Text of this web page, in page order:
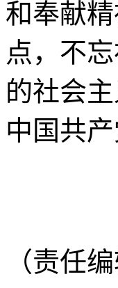
和奉献
点，不
的社会
中国共
（责任